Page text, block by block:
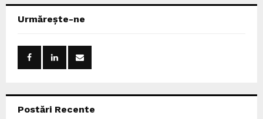
h
Urmărește-ne
Postări Recente